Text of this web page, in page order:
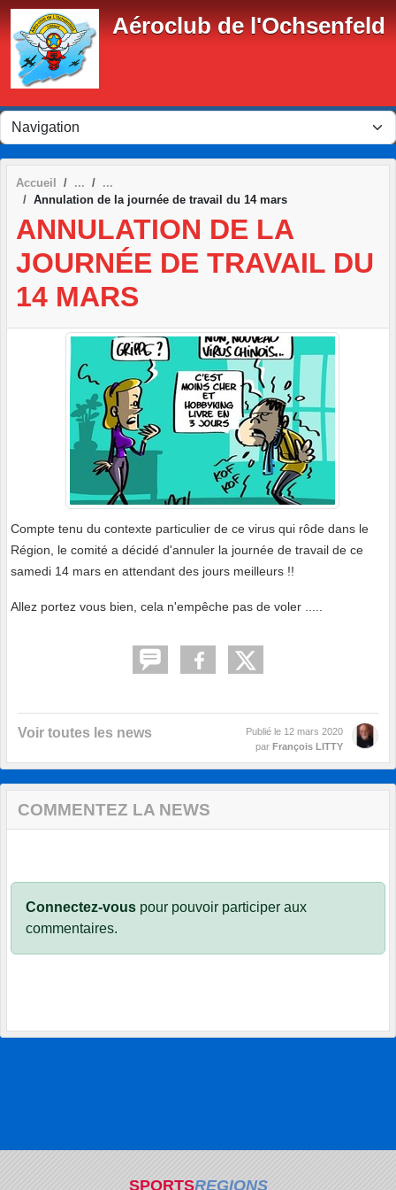
Aéroclub de l'Ochsenfeld
Accueil
Annulation de la journée de travail du 14 mars
ANNULATION DE LA
JOURNÉE DE TRAVAIL DU
14 MARS
Compte tenu du contexte particulier de ce virus qui rôde dans le
Région, le comité a décidé d'annuler la journée de travail de ce
samedi 14 mars en attendant des jours meilleurs !!
Allez portez vous bien, cela n'empêche pas de voler .....
Voir toutes les news Publié le 12 mars 2020
par François LITTY
COMMENTEZ LA NEWS
Connectez-vous pour pouvoir participer aux
commentaires.
SPORTSREGIONS
Panneau de gestion des cookies